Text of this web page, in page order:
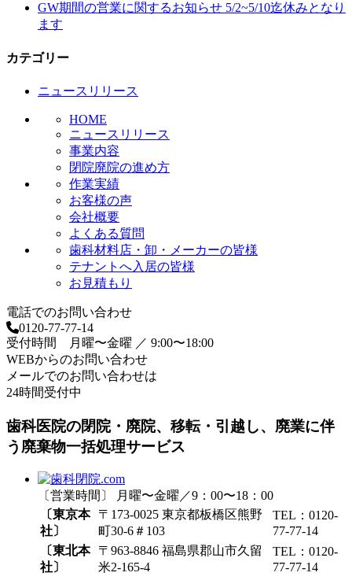
ョ
GW期間の営業に関するお知らせ 5/2~5/10迄休みとなり
ます
カテゴリー
ニュースリリース
HOME
ニュースリリース
事業内容
閉院廃院の進め方
作業実績
お客様の声
会社概要
よくある質問
歯科材料店・卸・メーカーの皆様
テナントへ入居の皆様
お見積もり
電話でのお問い合わせ
0120-77-77-14
受付時間 月曜〜金曜 ／ 9:00〜18:00
WEBからのお問い合わせ
メールでのお問い合わせは
24時間受付中
歯科医院の閉院・廃院、移転・引越し、廃業に伴
う廃棄物一括処理サービス
〔営業時間〕 月曜〜金曜／9：00〜18：00
〔東京本
社〕
〒173-0025 東京都板橋区熊野
町30-6＃103
TEL：0120-
77-77-14
〔東北本
社〕
〒963-8846 福島県郡山市久留
米2-165-4
TEL：0120-
77-77-14